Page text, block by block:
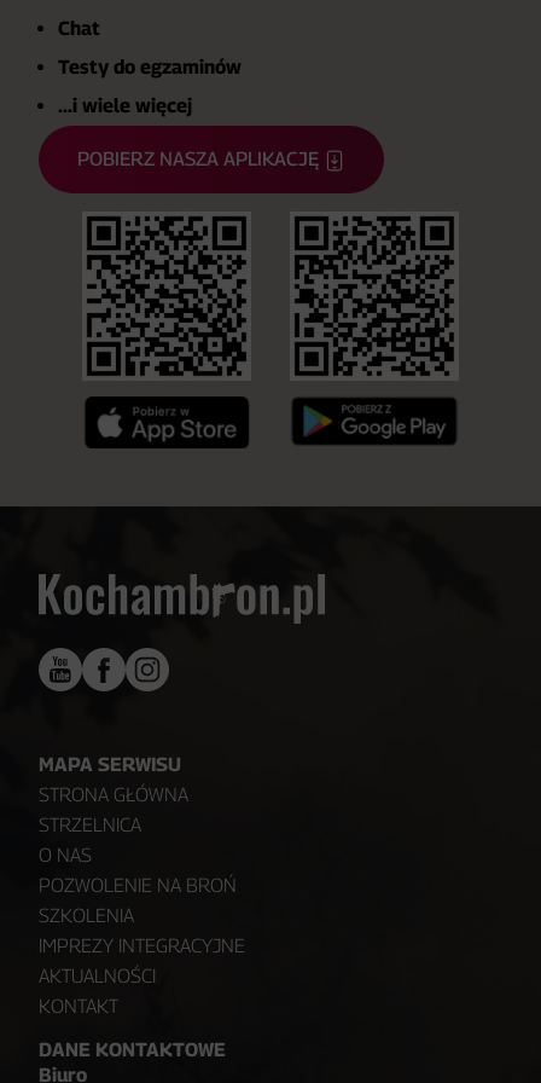
Chat
Testy do egzaminów
...i wiele więcej
POBIERZ NASZA APLIKACJĘ
MAPA SERWISU
STRONA GŁÓWNA
STRZELNICA
O NAS
POZWOLENIE NA BROŃ
SZKOLENIA
IMPREZY INTEGRACYJNE
AKTUALNOŚCI
KONTAKT
DANE KONTAKTOWE
Biuro